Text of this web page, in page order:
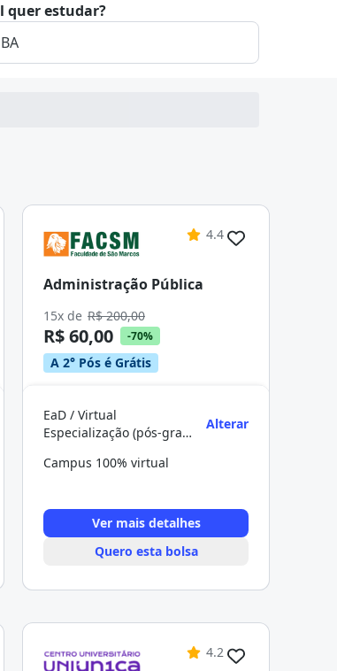
quer estudar?
4.4
Administração Pública
15x de R$ 200,00
R$ 60,00 -70%
A 2° Pós é Grátis
EaD / Virtual
Especialização (pós-graduação)
Alterar
Campus 100% virtual
Ver mais detalhes
Quero esta bolsa
4.2